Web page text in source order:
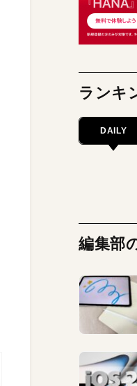
ランキ
DAILY
編集部